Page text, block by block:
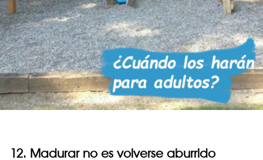
12. Madurar no es volverse aburrido